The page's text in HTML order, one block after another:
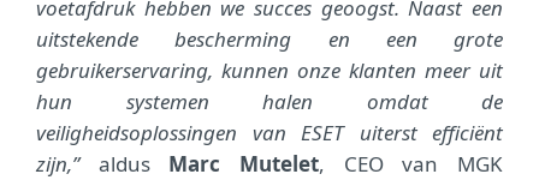
voetafdruk hebben we succes geoogst. Naast een
uitstekende bescherming en een grote
gebruikerservaring, kunnen onze klanten meer uit
hun systemen halen omdat de
veiligheidsoplossingen van ESET uiterst efficiënt
zijn,”aldus Marc Mutelet, CEO van MGK